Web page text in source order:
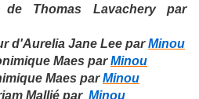
Thomas Lavachery par
d'Aurelia Jane Lee parMinou
Maes parMinou
Maes par Minou
Mallié par Minou